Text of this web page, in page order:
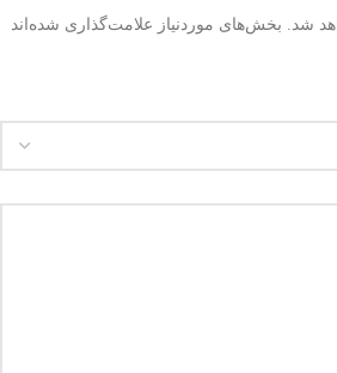
شد. بخش‌های موردنیاز علامت‌گذاری شده‌اند